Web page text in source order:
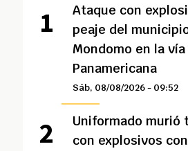
Ataque con
peaje del
Mondomo en la vía
Panamericana
Sáb, 08/08/2026 - 09:52
Uniformado murió
con explosivos